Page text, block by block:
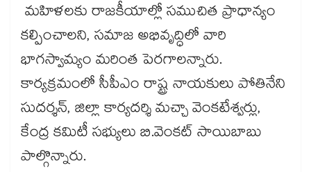
మహిళలకు రాజకీయాల్లో సముచిత ప్రాధాన్యం
కల్పించాలని, సమాజ అభివృద్ధిలో వారి
భాగస్వామ్యం మరింత పెరగాలన్నారు.
కార్యక్రమంలో సీపీఎం రాష్ట్ర నాయకులు పోతినేని
సుదర్శన్‌‌‌‌, జిల్లా కార్యదర్శి మచ్చా వెంకటేశ్వర్లు,
కేంద్ర కమిటీ సభ్యులు బి.వెంకట్‌‌‌‌ సాయిబాబు
పాల్గొన్నారు.